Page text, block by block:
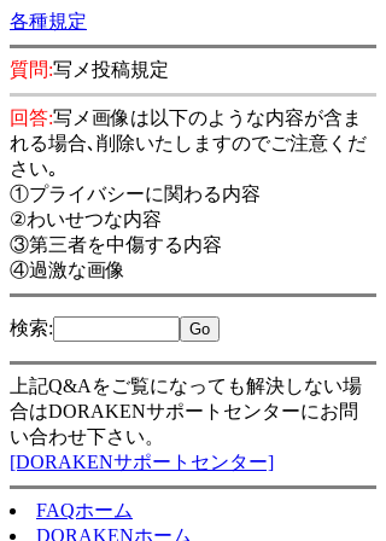
各種規定
質問:写メ投稿規定
回答:写メ画像は以下のような内容が含ま
れる場合､削除いたしますのでご注意くだ
さい｡
①プライバシーに関わる内容
②わいせつな内容
③第三者を中傷する内容
④過激な画像
検索:
上記Q&Aをご覧になっても解決しない場
合はDORAKENサポートセンターにお問
い合わせ下さい。
[DORAKENサポートセンター]
FAQホーム
DORAKENホーム